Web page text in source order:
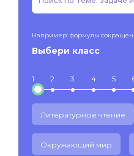
Например: формулы
Выбери класс
1 2 3 4 5
Литературное чтение
Окружающий мир